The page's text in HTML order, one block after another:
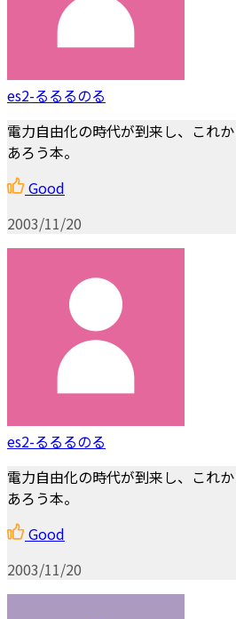
es2-るるるのる
電力自由化の時代が到来し、これ
あろう本。
Good
2003/11/20
es2-るるるのる
電力自由化の時代が到来し、これ
あろう本。
Good
2003/11/20